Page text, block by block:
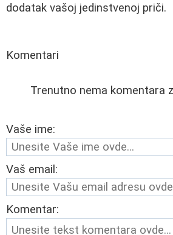
dodatak vašoj jedinstvenoj priči.
Komentari
Trenutno nema komentara
Vaše ime:
Vaš email:
Komentar: